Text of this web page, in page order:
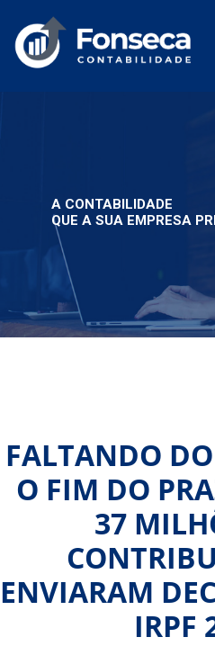
A CONTABILIDADE
QUE A SUA EMPRESA
FALTANDO
O FIM DO
37
ENVIARAM
IRPF